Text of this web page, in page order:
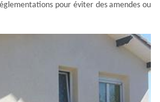
pour éviter des amendes ou